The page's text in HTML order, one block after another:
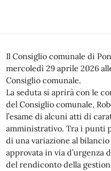
Descrizione
Il Consiglio comunale di
mercoledì 29 aprile 2026
Consiglio comunale.
La seduta si aprirà con le
del Consiglio comunale,
l’esame di alcuni atti di
amministrativo. Tra i punti
di una variazione al
approvata in via d’urgenza
del rendiconto della